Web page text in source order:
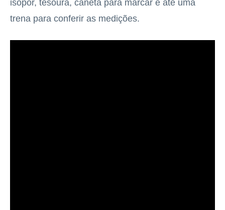
isopor, tesoura, caneta para marcar e até uma
trena para conferir as medições.